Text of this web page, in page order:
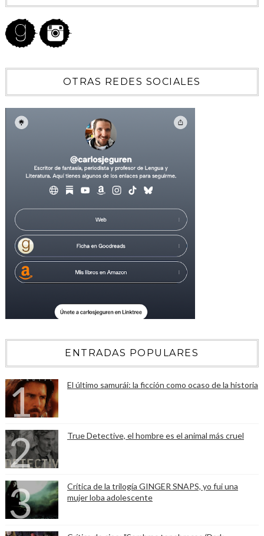
OTRAS REDES SOCIALES
ENTRADAS POPULARES
El último samurái: la ficción como ocaso de la historia
True Detective, el hombre es el animal más cruel
Crítica de la trilogía GINGER SNAPS, yo fui una
mujer loba adolescente